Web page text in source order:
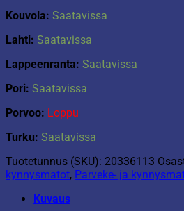
Kouvola: Saatavissa
Lahti: Saatavissa
Lappeenranta: Saatavissa
Pori: Saatavissa
Porvoo: Loppu
Turku: Saatavissa
Tuotetunnus (SKU): 20336113
kynnysmatot, Parveke- ja
Kuvaus